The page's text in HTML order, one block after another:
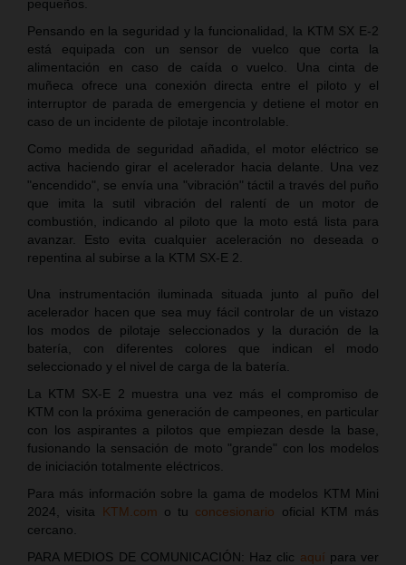
pequeños.
Pensando en la seguridad y la funcionalidad, la KTM SX E-2
está equipada con un sensor de vuelco que corta la
alimentación en caso de caída o vuelco. Una cinta de
muñeca ofrece una conexión directa entre el piloto y el
interruptor de parada de emergencia y detiene el motor en
caso de un incidente de pilotaje incontrolable.
Como medida de seguridad añadida, el motor eléctrico se
activa haciendo girar el acelerador hacia delante. Una vez
"encendido", se envía una "vibración" táctil a través del puño
que imita la sutil vibración del ralentí de un motor de
combustión, indicando al piloto que la moto está lista para
avanzar. Esto evita cualquier aceleración no deseada o
repentina al subirse a la KTM SX-E 2.
Una instrumentación iluminada situada junto al puño del
acelerador hacen que sea muy fácil controlar de un vistazo
los modos de pilotaje seleccionados y la duración de la
batería, con diferentes colores que indican el modo
seleccionado y el nivel de carga de la batería.
La KTM SX-E 2 muestra una vez más el compromiso de
KTM con la próxima generación de campeones, en particular
con los aspirantes a pilotos que empiezan desde la base,
fusionando la sensación de moto "grande" con los modelos
de iniciación totalmente eléctricos.
Para más información sobre la gama de modelos KTM Mini
2024, visita KTM.com o tu concesionario oficial KTM más
cercano.
PARA MEDIOS DE COMUNICACIÓN: Haz clic aquí para ver